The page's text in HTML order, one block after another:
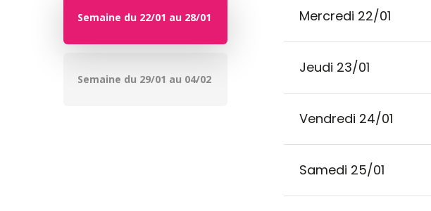
Semaine du 22/01 au 28/01
Semaine du 29/01 au 04/02
Mercredi 22/01
Jeudi 23/01
Vendredi 24/01
Samedi 25/01